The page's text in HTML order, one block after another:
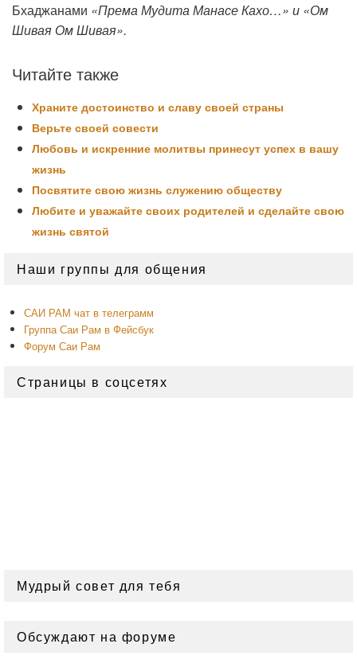
Бхаджанами «Према Мудита Манасе Кахо…» и «Ом
Шивая Ом Шивая».
Читайте также
Храните достоинство и славу своей страны
Верьте своей совести
Любовь и искренние молитвы принесут успех в вашу
жизнь
Посвятите свою жизнь служению обществу
Любите и уважайте своих родителей и сделайте свою
жизнь святой
основной
Наши группы для общения
САИ РАМ чат в телеграмм
Группа Саи Рам в Фейсбук
Форум Саи Рам
Страницы в соцсетях
Мудрый совет для тебя
Обсуждают на форуме